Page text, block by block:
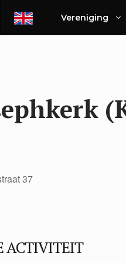
Vereniging
37
ACTIVITEIT